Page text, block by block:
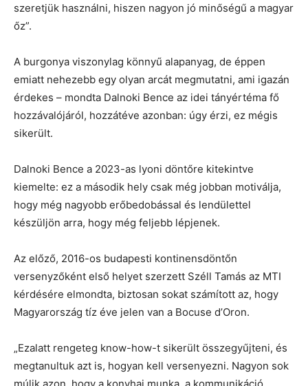
szeretjük használni, hiszen nagyon jó minőségű a magyar
őz”.
A burgonya viszonylag könnyű alapanyag, de éppen
emiatt nehezebb egy olyan arcát megmutatni, ami igazán
érdekes – mondta Dalnoki Bence az idei tányértéma fő
hozzávalójáról, hozzátéve azonban: úgy érzi, ez mégis
sikerült.
Dalnoki Bence a 2023-as lyoni döntőre kitekintve
kiemelte: ez a második hely csak még jobban motiválja,
hogy még nagyobb erőbedobással és lendülettel
készüljön arra, hogy még feljebb lépjenek.
Az előző, 2016-os budapesti kontinensdöntőn
versenyzőként első helyet szerzett Széll Tamás az MTI
kérdésére elmondta, biztosan sokat számított az, hogy
Magyarország tíz éve jelen van a Bocuse d’Oron.
„Ezalatt rengeteg know-how-t sikerült összegyűjteni, és
megtanultuk azt is, hogyan kell versenyezni. Nagyon sok